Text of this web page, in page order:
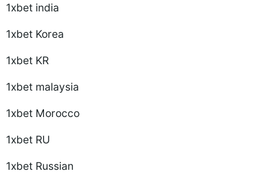
1xbet india
1xbet Korea
1xbet KR
1xbet malaysia
1xbet Morocco
1xbet RU
1xbet Russian